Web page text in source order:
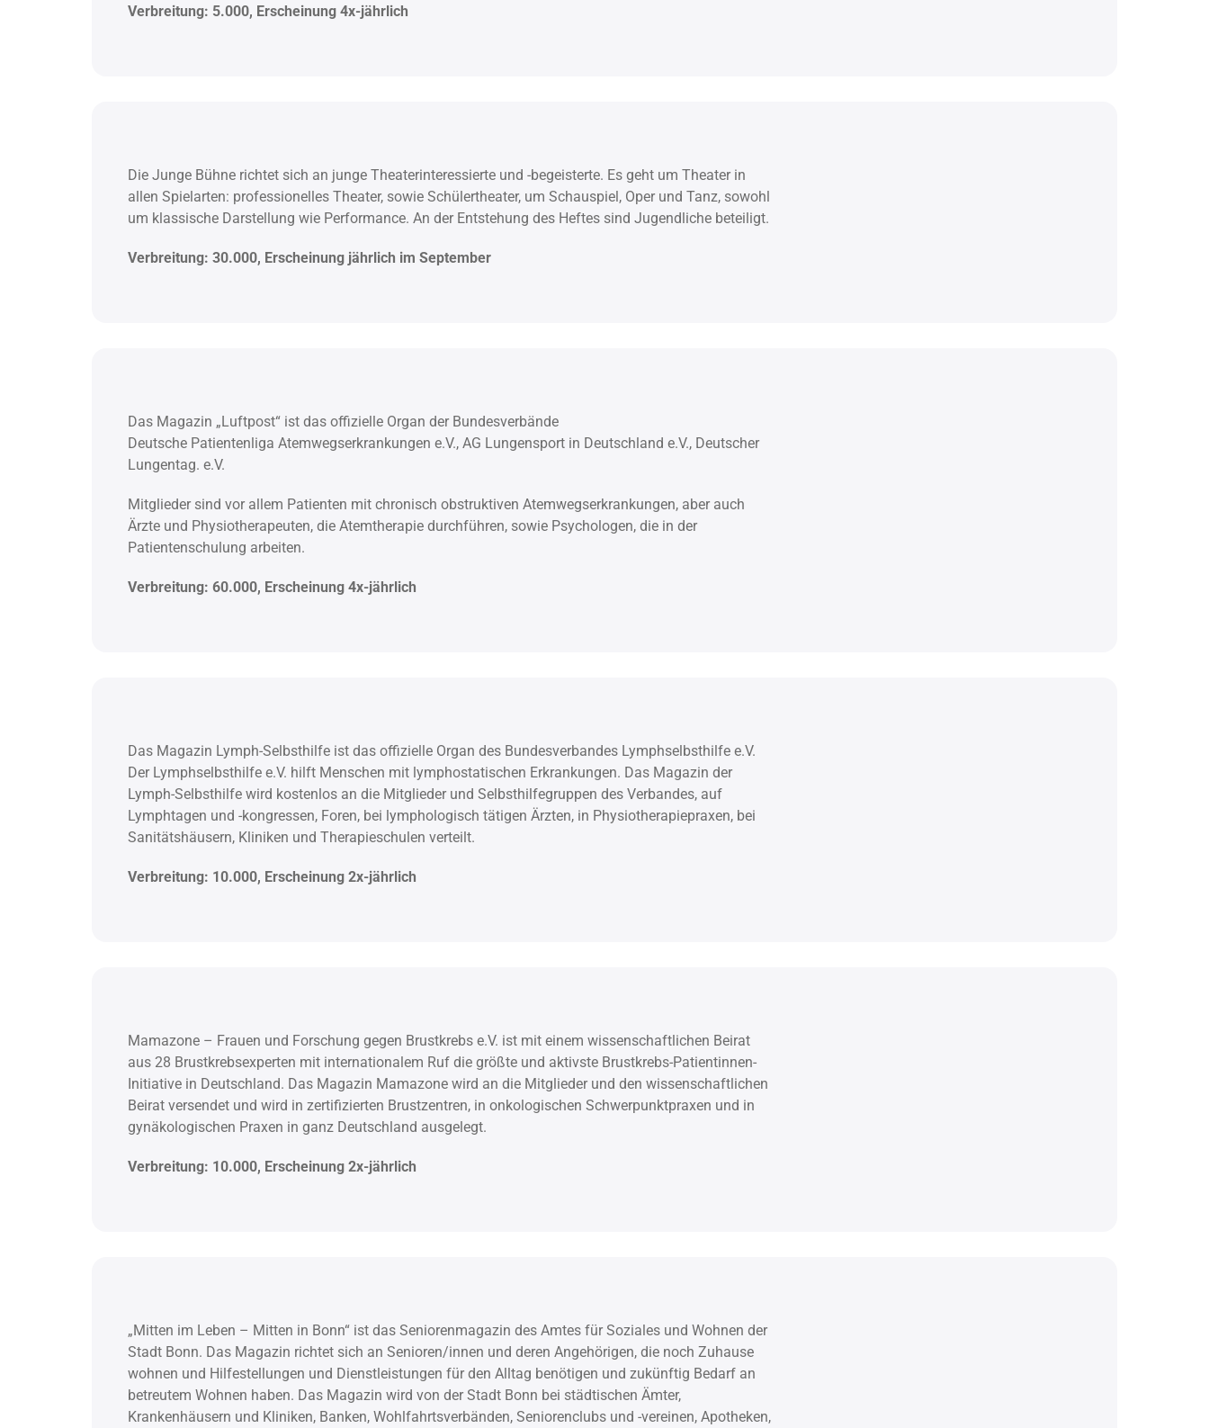
Verbreitung: 5.000, Erscheinung 4x-jährlich
Die Junge Bühne richtet sich an junge Theaterinteressierte und -begeisterte. Es geht um Theater in
allen Spielarten: professionelles Theater, sowie Schülertheater, um Schauspiel, Oper und Tanz, sowohl
um klassische Darstellung wie Performance. An der Entstehung des Heftes sind Jugendliche beteiligt.
Verbreitung: 30.000, Erscheinung jährlich im September
Das Magazin „Luftpost“ ist das offizielle Organ der Bundesverbände
Deutsche Patientenliga Atemwegserkrankungen e.V., AG Lungensport in Deutschland e.V., Deutscher
Lungentag. e.V.
Mitglieder sind vor allem Patienten mit chronisch obstruktiven Atemwegserkrankungen, aber auch
Ärzte und Physiotherapeuten, die Atemtherapie durchführen, sowie Psychologen, die in der
Patientenschulung arbeiten.
Verbreitung: 60.000, Erscheinung 4x-jährlich
Das Magazin Lymph-Selbsthilfe ist das offizielle Organ des Bundesverbandes Lymphselbsthilfe e.V.
Der Lymphselbsthilfe e.V. hilft Menschen mit lymphostatischen Erkrankungen. Das Magazin der
Lymph-Selbsthilfe wird kostenlos an die Mitglieder und Selbsthilfegruppen des Verbandes, auf
Lymphtagen und -kongressen, Foren, bei lymphologisch tätigen Ärzten, in Physiotherapiepraxen, bei
Sanitätshäusern, Kliniken und Therapieschulen verteilt.
Verbreitung: 10.000, Erscheinung 2x-jährlich
Mamazone – Frauen und Forschung gegen Brustkrebs e.V. ist mit einem wissenschaftlichen Beirat
aus 28 Brustkrebsexperten mit internationalem Ruf die größte und aktivste Brustkrebs-Patientinnen-
Initiative in Deutschland. Das Magazin Mamazone wird an die Mitglieder und den wissenschaftlichen
Beirat versendet und wird in zertifizierten Brustzentren, in onkologischen Schwerpunktpraxen und in
gynäkologischen Praxen in ganz Deutschland ausgelegt.
Verbreitung: 10.000, Erscheinung 2x-jährlich
„Mitten im Leben – Mitten in Bonn“ ist das Seniorenmagazin des Amtes für Soziales und Wohnen der
Stadt Bonn. Das Magazin richtet sich an Senioren/innen und deren Angehörigen, die noch Zuhause
wohnen und Hilfestellungen und Dienstleistungen für den Alltag benötigen und zukünftig Bedarf an
betreutem Wohnen haben. Das Magazin wird von der Stadt Bonn bei städtischen Ämter,
Krankenhäusern und Kliniken, Banken, Wohlfahrtsverbänden, Seniorenclubs und -vereinen, Apotheken,